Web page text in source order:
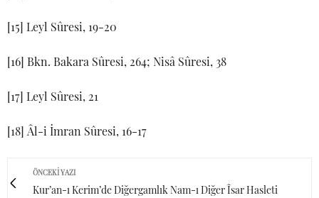
[15] Leyl Sûresi, 19-20
[16] Bkn. Bakara Sûresi, 264; Nisâ Sûresi, 38
[17] Leyl Sûresi, 21
[18] Âl-i İmran Sûresi, 16-17
ÖNCEKI YAZI
Kur’an-ı Kerim’de Diğergamlık Nam-ı Diğer Îsar Hasleti